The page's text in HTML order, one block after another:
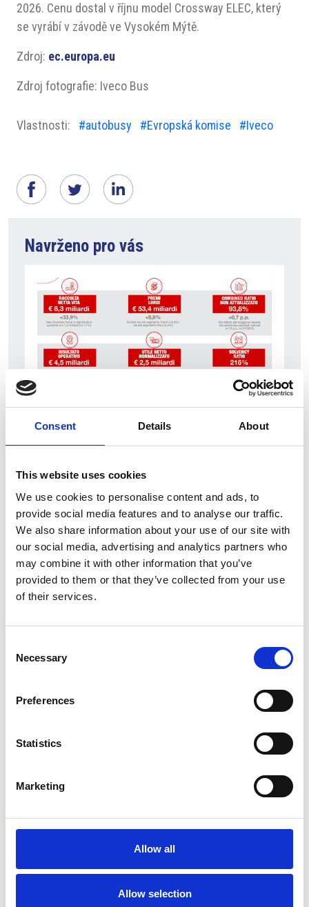
Consent Details About
This website uses cookies
We use cookies to personalise content and ads, to
provide social media features and to analyse our traffic.
We also share information about your use of our site with
our social media, advertising and analytics partners who
may combine it with other information that you’ve
provided to them or that they’ve collected from your use
of their services.
Selection
Necessary
Preferences
Statistics
Marketing
Allow all
Allow selection
2026. Cenu dostal v říjnu model Crossway ELEC, který
se vyrábí v závodě ve Vysokém Mýtě.
Zdroj: ec.europa.eu
Zdroj fotografie: Iveco Bus
Vlastnosti: #autobusy #Evropská komise #Iveco
Navrženo pro vás
7 srpna 2026
Čistý zisk skupiny Generali zaznamenal v
Česká republika
6 srpna 2026
deset miliard eur
Itálie
Česká republika